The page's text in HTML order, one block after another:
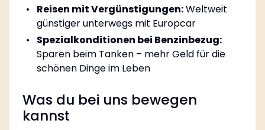
Reisen mit Vergünstigungen:Weltweit
günstiger unterwegs mit Europcar
Spezialkonditionen bei Benzinbezug:
Sparen beim Tanken – mehr Geld für die
schönen Dinge im Leben
Was du bei uns bewegen
kannst